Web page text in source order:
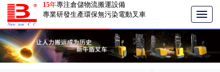
T
o
g
l
e
15年專注倉儲物流搬運設備
專業研發生產環保無污染電動叉車